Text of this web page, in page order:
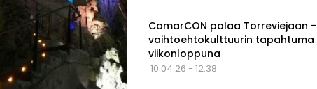
ComarCON palaa Torreviejaan –
vaihtoehtokulttuurin tapahtuma
viikonloppuna
10.04.26 - 12:38